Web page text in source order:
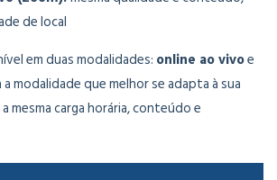
de local
em duas modalidades: online ao vivoe
a modalidade que melhor se adapta à sua
mesma carga horária, conteúdo e